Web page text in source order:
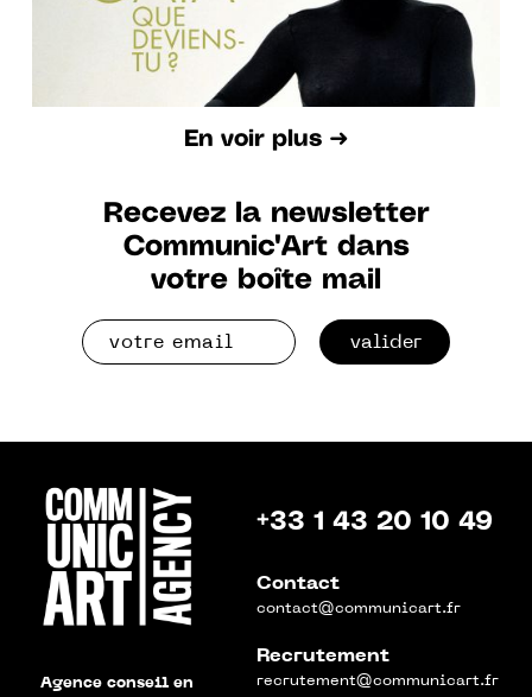
En voir plus ➜
Recevez la newsletter
Communic'Art dans
votre boîte mail
valider
Agence conseil en
+33 1 43 20 10 49
Contact
contact@communicart.fr
Recrutement
recrutement@communicart.fr